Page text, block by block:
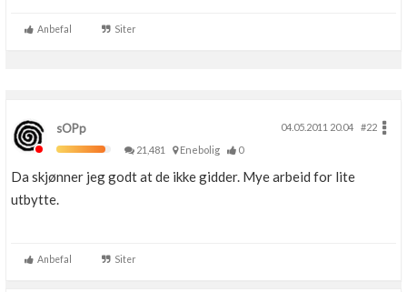
Anbefal Siter
sOPp 04.05.2011 20.04
#22
21,481
Enebolig 0
Da skjønner jeg godt at de ikke gidder. Mye arbeid for lite
utbytte.
Anbefal Siter